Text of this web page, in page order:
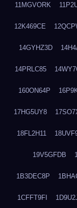
11MGVORK
12K469CE
14GYHZ3D
14PRLC85
160ON64P
17HG5UY8
18FL2H11
19V5GFDB
1B3DEC8P
1CFFT9FI